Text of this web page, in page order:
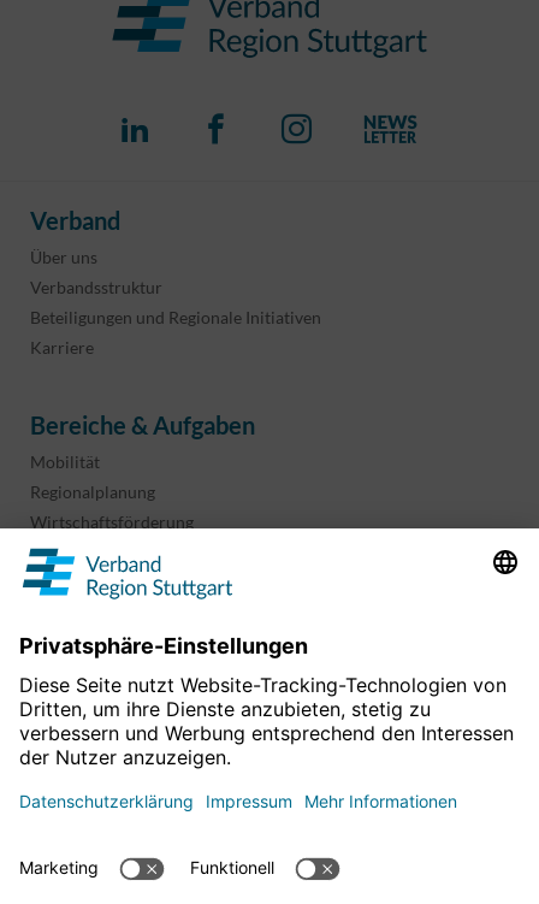
Verband
Über uns
Verbandsstruktur
Beteiligungen und Regionale Initiativen
Karriere
Bereiche & Aufgaben
Mobilität
Regionalplanung
Wirtschaftsförderung
Sport und Kultur
Projekte & Programme
Informationen & Downloads
Geoinformation